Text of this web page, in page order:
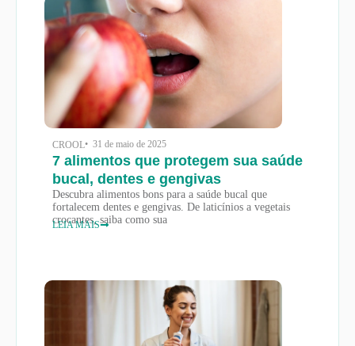
CROOL• 31 de maio de 2025
7 alimentos que protegem sua saúde
bucal, dentes e gengivas
Descubra alimentos bons para a saúde bucal que
fortalecem dentes e gengivas. De laticínios a vegetais
crocantes, saiba como sua
LEIA MAIS